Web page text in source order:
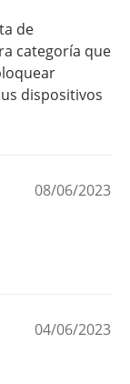
de
categoría que
dispositivos
08/06/2023
04/06/2023